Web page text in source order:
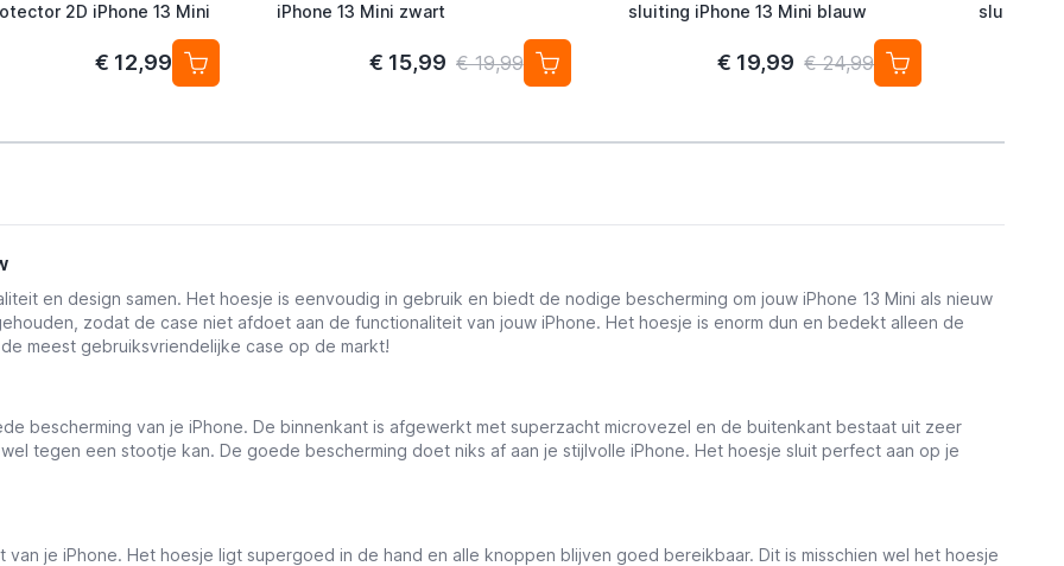
2D iPhone 13 Mini
€ 12,99
iPhone 13 Mini zwart
€ 15,99 € 19,99
sluiting iPhone 13 Mini blauw
€ 19,99 € 24,99
sluiting
en design samen. Het hoesje is eenvoudig in gebruik en biedt de nodige bescherming om jouw iPhone 13 Mini als nieuw
zodat de case niet afdoet aan de functionaliteit van jouw iPhone. Het hoesje is enorm dun en bedekt alleen de
meest gebruiksvriendelijke case op de markt!
bescherming van je iPhone. De binnenkant is afgewerkt met superzacht microvezel en de buitenkant bestaat uit zeer
tegen een stootje kan. De goede bescherming doet niks af aan je stijlvolle iPhone. Het hoesje sluit perfect aan op je
je iPhone. Het hoesje ligt supergoed in de hand en alle knoppen blijven goed bereikbaar. Dit is misschien wel het hoesje